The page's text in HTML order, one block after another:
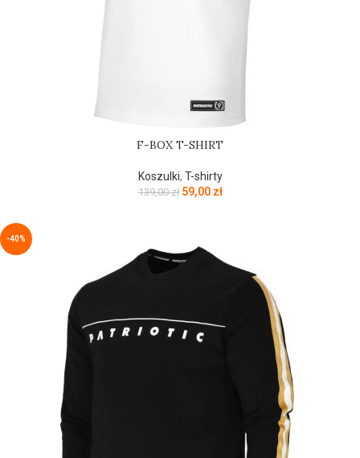
F-BOX T-SHIRT
Koszulki, T-shirty
139,00zł 59,00 zł
-40%